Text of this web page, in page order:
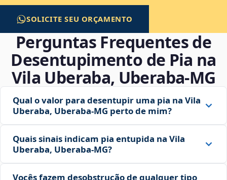
SOLICITE SEU ORÇAMENTO
Perguntas Frequentes de
Desentupimento de Pia na
Vila Uberaba, Uberaba‑MG
Qual o valor para desentupir uma pia na Vila
Uberaba, Uberaba‑MG perto de mim?
Quais sinais indicam pia entupida na Vila
Uberaba, Uberaba‑MG?
Vocês fazem desobstrução de qualquer tipo